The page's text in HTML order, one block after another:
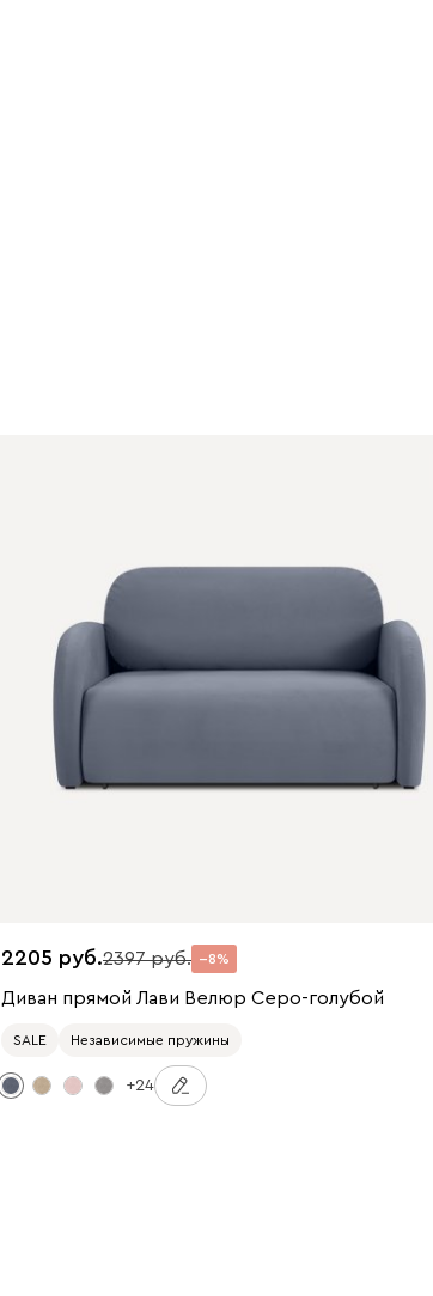
2205 2397 8
Диван прямой Лави Велюр Серо-голубой
SALE Независимые пружины
+24